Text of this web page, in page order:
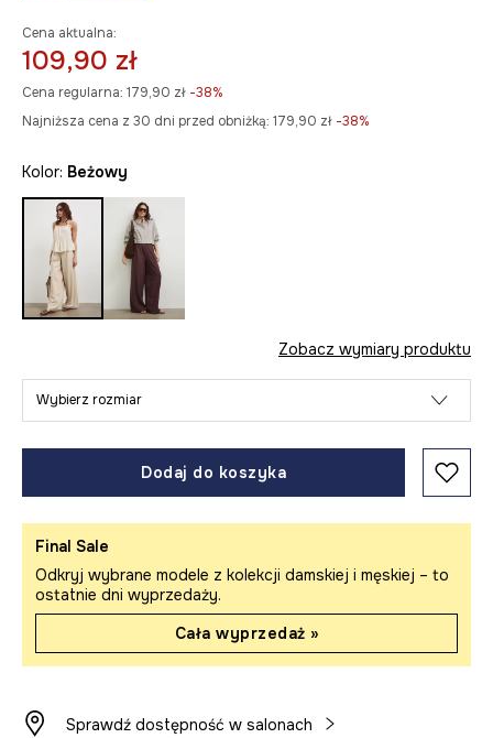
Cena aktualna:
109,90 zł
Cena regularna: 179,90 zł -38%
Najniższa cena z 30 dni przed obniżką: 179,90 zł -38%
Kolor: beżowy
Zobacz wymiary produktu
Wybierz rozmiar
Dodaj do koszyka
Final Sale
Odkryj wybrane modele z kolekcji damskiej i męskiej – to
ostatnie dni wyprzedaży.
Cała wyprzedaż »
Sprawdź dostępność w salonach